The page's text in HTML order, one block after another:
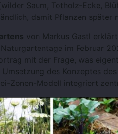
(wilder Saum, Totholz-Ecke,
damit Pflanzen später
von Markus Gastl
im Februar
mit der Frage, was
des Konzeptes des
Zonen-Modell integriert